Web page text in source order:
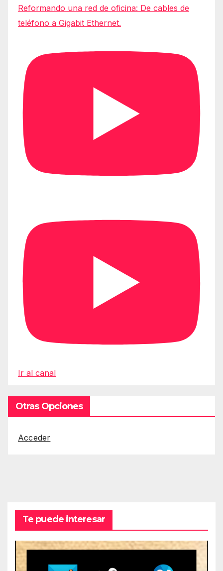
Reformando una red de oficina: De cables de
teléfono a Gigabit Ethernet.
Ir al canal
Otras Opciones
Acceder
Te puede interesar